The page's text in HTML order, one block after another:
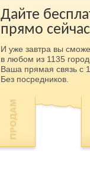
Дайте
прямо
И уже завтра вы
в любом из 1135
Ваша прямая связь с
Без посредников.